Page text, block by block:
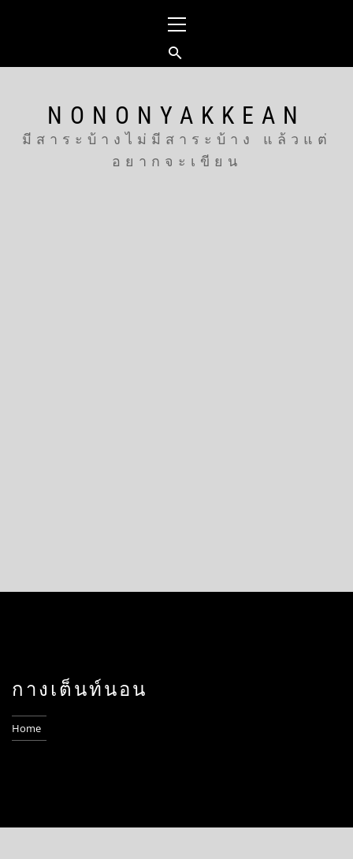
Menu
NONONYAKKEAN
มีสาระบ้างไม่มีสาระบ้าง แล้วแต่
อยากจะเขียน
กางเต็นท์นอน
Home